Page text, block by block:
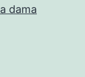
dama